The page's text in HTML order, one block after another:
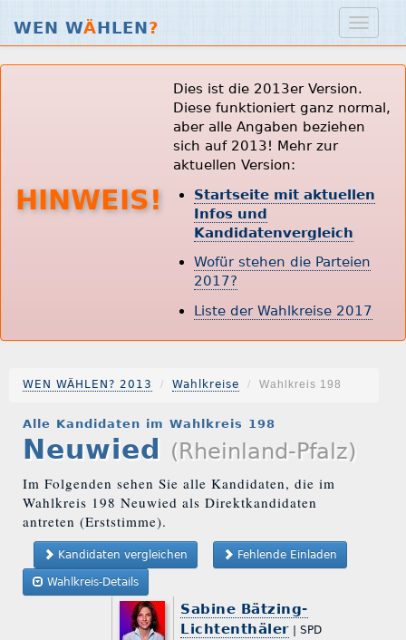
WEN WÄHLEN?
HINWEIS!
Dies ist die 2013er Version.
Diese funktioniert ganz normal,
aber alle Angaben beziehen
sich auf 2013! Mehr zur
aktuellen Version:
Startseite mit aktuellen
Infos und
Kandidatenvergleich
Wofür stehen die Parteien
2017?
Liste der Wahlkreise 2017
WEN WÄHLEN? 2013 Wahlkreise Wahlkreis 198
Alle Kandidaten im Wahlkreis 198
Neuwied (Rheinland-Pfalz)
Im Folgenden sehen Sie alle Kandidaten, die im
Wahlkreis 198 Neuwied als Direktkandidaten
antreten (Erststimme).
Kandidaten vergleichen Fehlende Einladen
Wahlkreis-Details
Sabine Bätzing-
Lichtenthäler| SPD